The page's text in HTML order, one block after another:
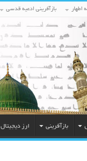
اطهار بازآفرینی ادعیه قدسی
بازآفرینی ارز دیجیتال